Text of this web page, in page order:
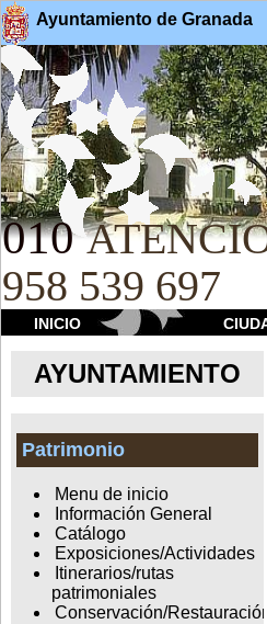
Ayuntamiento de Granada
010
958 539 697
INICIO
AYUNTAMIENTO
Patrimonio
Menu de inicio
Información General
Catálogo
Exposiciones/Actividades
Itinerarios/rutas
patrimoniales
Conservación/Restauración